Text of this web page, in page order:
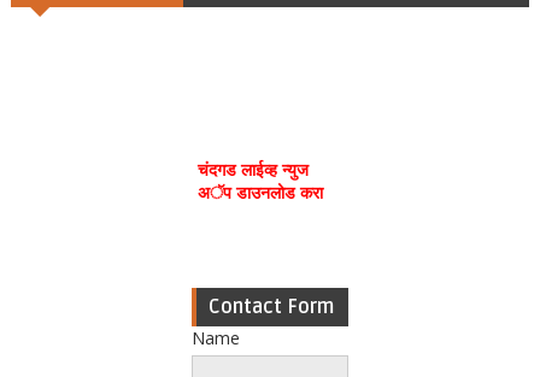
चंदगड लाईव्ह न्युज
अॅप डाउनलोड करा
Contact Form
Name